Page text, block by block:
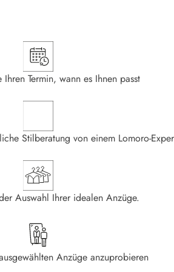
Termin, wann es Ihnen passt
Stilberatung von einem Lomoro-
Auswahl Ihrer idealen Anzüge.
Anzüge anzuprobieren